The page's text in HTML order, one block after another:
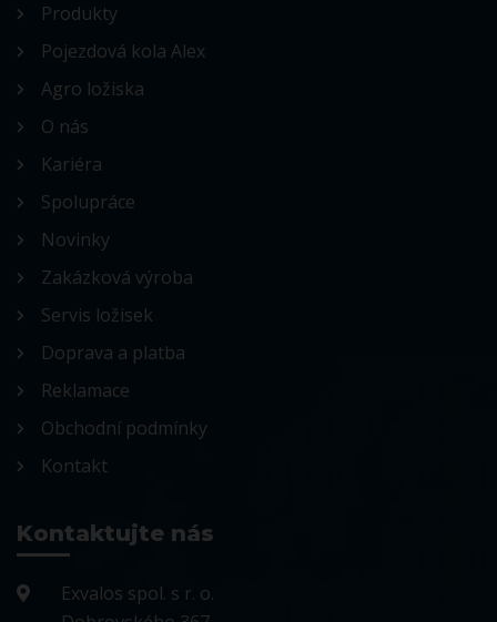
Produkty
Pojezdová kola Alex
Agro ložiska
O nás
Kariéra
Spolupráce
Novinky
Zakázková výroba
Servis ložisek
Doprava a platba
Reklamace
Obchodní podmínky
Kontakt
Kontaktujte nás
Exvalos spol. s r. o.